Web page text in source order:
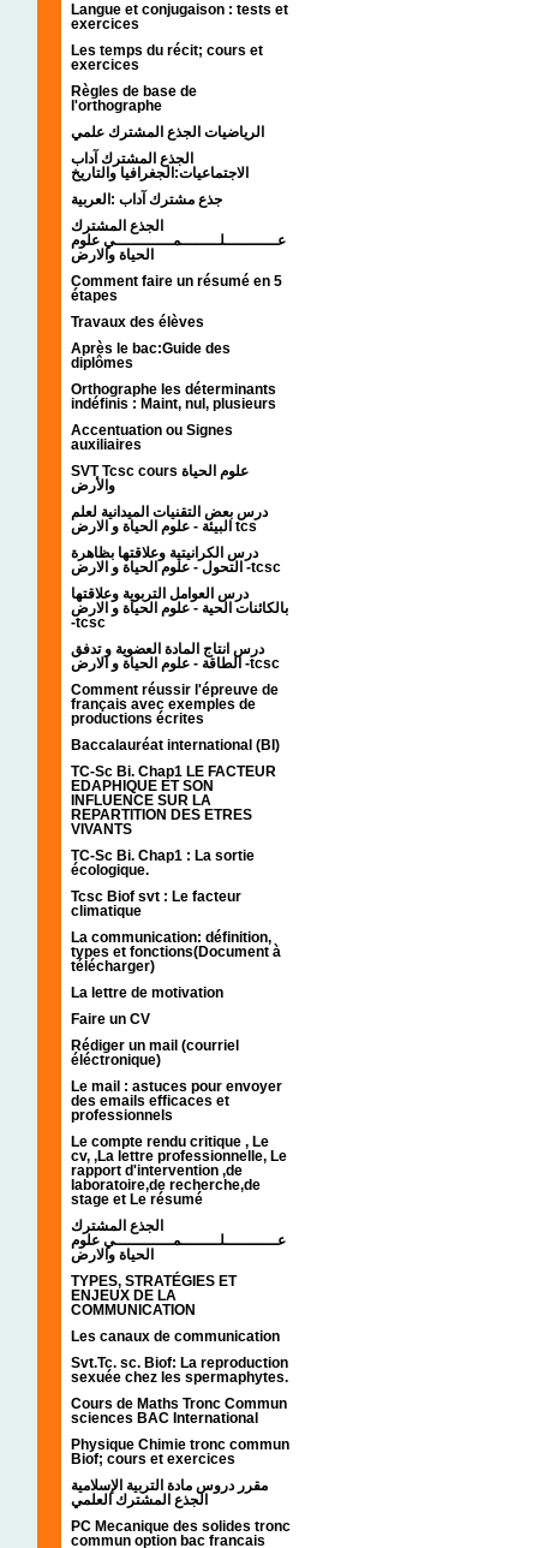
Langue et conjugaison : tests et
exercices
Les temps du récit; cours et
exercices
Règles de base de
l'orthographe
الرياضيات الجذع المشترك علمي
الجذع المشترك آداب
الاجتماعيات:الجغرافيا والتاريخ
جذع مشترك آداب :العربية
الجذع المشترك
عـــــــــــلــــــــمــــــــــــي علوم
الحياة والارض
Comment faire un résumé en 5
étapes
Travaux des élèves
Après le bac:Guide des
diplômes
Orthographe les déterminants
indéfinis : Maint, nul, plusieurs
Accentuation ou Signes
auxiliaires
SVT Tcsc cours علوم الحياة
والأرض
درس بعض التقنيات الميدانية لعلم
البيئة - علوم الحياة و الارض tcs
درس الكرانيتية وعلاقتها بظاهرة
التحول - علوم الحياة و الارض -tcsc
درس العوامل التربوية وعلاقتها
بالكائنات الحية - علوم الحياة و الارض
-tcsc
درس انتاج المادة العضوية و تدفق
الطاقة - علوم الحياة و الارض -tcsc
Comment réussir l'épreuve de
français avec exemples de
productions écrites
Baccalauréat international (BI)
TC-Sc Bi. Chap1 LE FACTEUR
EDAPHIQUE ET SON
INFLUENCE SUR LA
REPARTITION DES ETRES
VIVANTS
TC-Sc Bi. Chap1 : La sortie
écologique.
Tcsc Biof svt : Le facteur
climatique
La communication: définition,
types et fonctions(Document à
télécharger)
La lettre de motivation
Faire un CV
Rédiger un mail (courriel
éléctronique)
Le mail : astuces pour envoyer
des emails efficaces et
professionnels
Le compte rendu critique , Le
cv, ,La lettre professionnelle, Le
rapport d'intervention ,de
laboratoire,de recherche,de
stage et Le résumé
الجذع المشترك
عـــــــــــلــــــــمــــــــــــي علوم
الحياة والارض
TYPES, STRATÉGIES ET
ENJEUX DE LA
COMMUNICATION
Les canaux de communication
Svt.Tc. sc. Biof: La reproduction
sexuée chez les spermaphytes.
Cours de Maths Tronc Commun
sciences BAC International
Physique Chimie tronc commun
Biof; cours et exercices
مقرر دروس مادة التربية الإسلامية
الجذع المشترك العلمي
PC Mecanique des solides tronc
commun option bac francais